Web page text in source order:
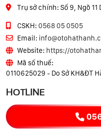
Trụ sở chính: Số 9, Ngõ 11
CSKH: 0568 05 0505
Email:
Website: https://
Mã số thuế:
0110625029 - Do Sở KH&ĐT
HOTLINE